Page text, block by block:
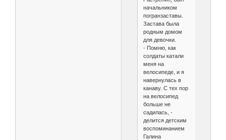
начальником
погранзаставы.
Застава была
родным домом
для девочки.
- Помню, как
солдаты катали
меня на
велосипеде, и я
навернулась в
канаву. С тех пор
на велосипед
больше не
садилась, -
делится детским
воспоминанием
Галина